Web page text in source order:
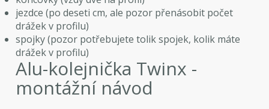
jezdce (po deseti cm, ale pozor přenásobit počet
drážek v profilu)
spojky (pozor potřebujete tolik spojek, kolik máte
drážek v profilu)
Alu-kolejnička Twinx -
montážní návod